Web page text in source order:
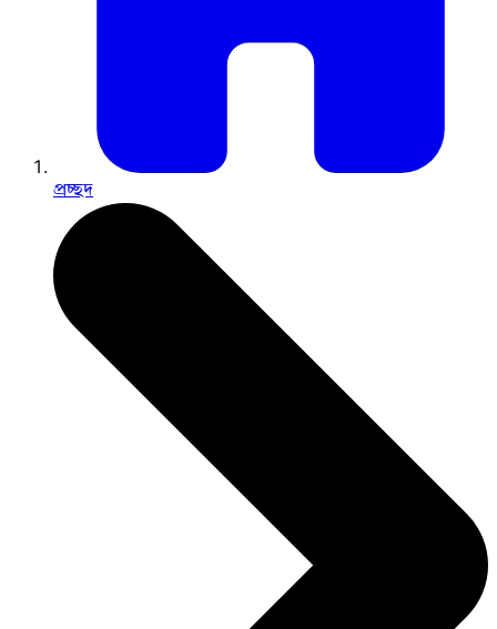
প্রচ্ছদ